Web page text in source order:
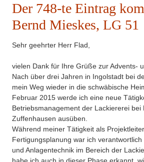
Der 748-te Eintrag
Bernd Mieskes, LG 51
Sehr geehrter Herr Flad,
vielen Dank für Ihre Grüße zur Advents-
Nach über drei Jahren in Ingolstadt bei
mein Weg wieder in die schwäbische
Februar 2015 werde ich eine neue
Betriebsmanagement der Lackiererei bei
Zuffenhausen ausüben.
Während meiner Tätigkeit als
Fertigungsplanung war ich
und Anlagentechnik im Bereich der